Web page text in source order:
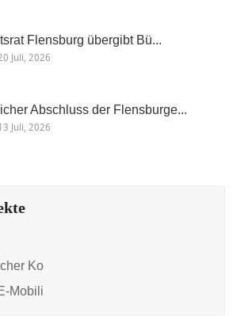
Flensburg übergibt Bü...
Juli, 2026
Abschluss der Flensburge...
Juli, 2026
Ko
Mobili